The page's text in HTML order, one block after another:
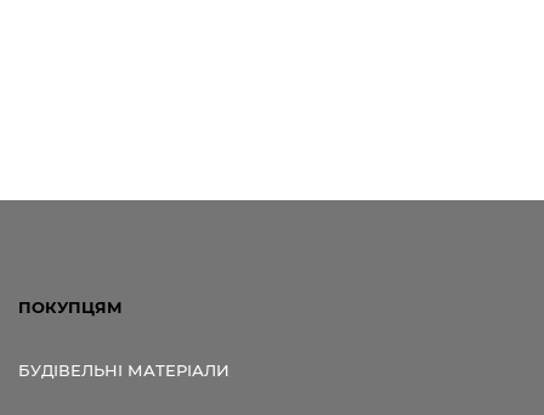
ПОКУПЦЯМ
БУДІВЕЛЬНІ МАТЕРІАЛИ